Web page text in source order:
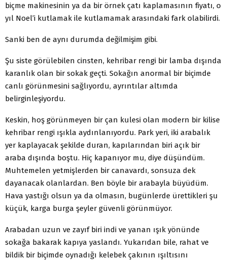
biçme makinesinin ya da bir örnek çatı kaplamasının fiyatı, o
yıl Noel’i kutlamak ile kutlamamak arasındaki fark olabilirdi.
Sanki ben de aynı durumda değilmişim gibi.
Şu siste görülebilen cinsten, kehribar rengi bir lamba dışında
karanlık olan bir sokak geçti. Sokağın anormal bir biçimde
canlı görünmesini sağlıyordu, ayrıntılar altımda
belirginleşiyordu.
Keskin, hoş görünmeyen bir çan kulesi olan modern bir kilise
kehribar rengi ışıkla aydınlanıyordu. Park yeri, iki arabalık
yer kaplayacak şekilde duran, kapılarından biri açık bir
araba dışında boştu. Hiç kapanıyor mu, diye düşündüm.
Muhtemelen yetmişlerden bir canavardı, sonsuza dek
dayanacak olanlardan. Ben böyle bir arabayla büyüdüm.
Hava yastığı olsun ya da olmasın, bugünlerde ürettikleri şu
küçük, karga burga şeyler güvenli görünmüyor.
Arabadan uzun ve zayıf biri indi ve yanan ışık yönünde
sokağa bakarak kapıya yaslandı. Yukarıdan bile, rahat ve
bildik bir biçimde oynadığı kelebek çakının ışıltısını